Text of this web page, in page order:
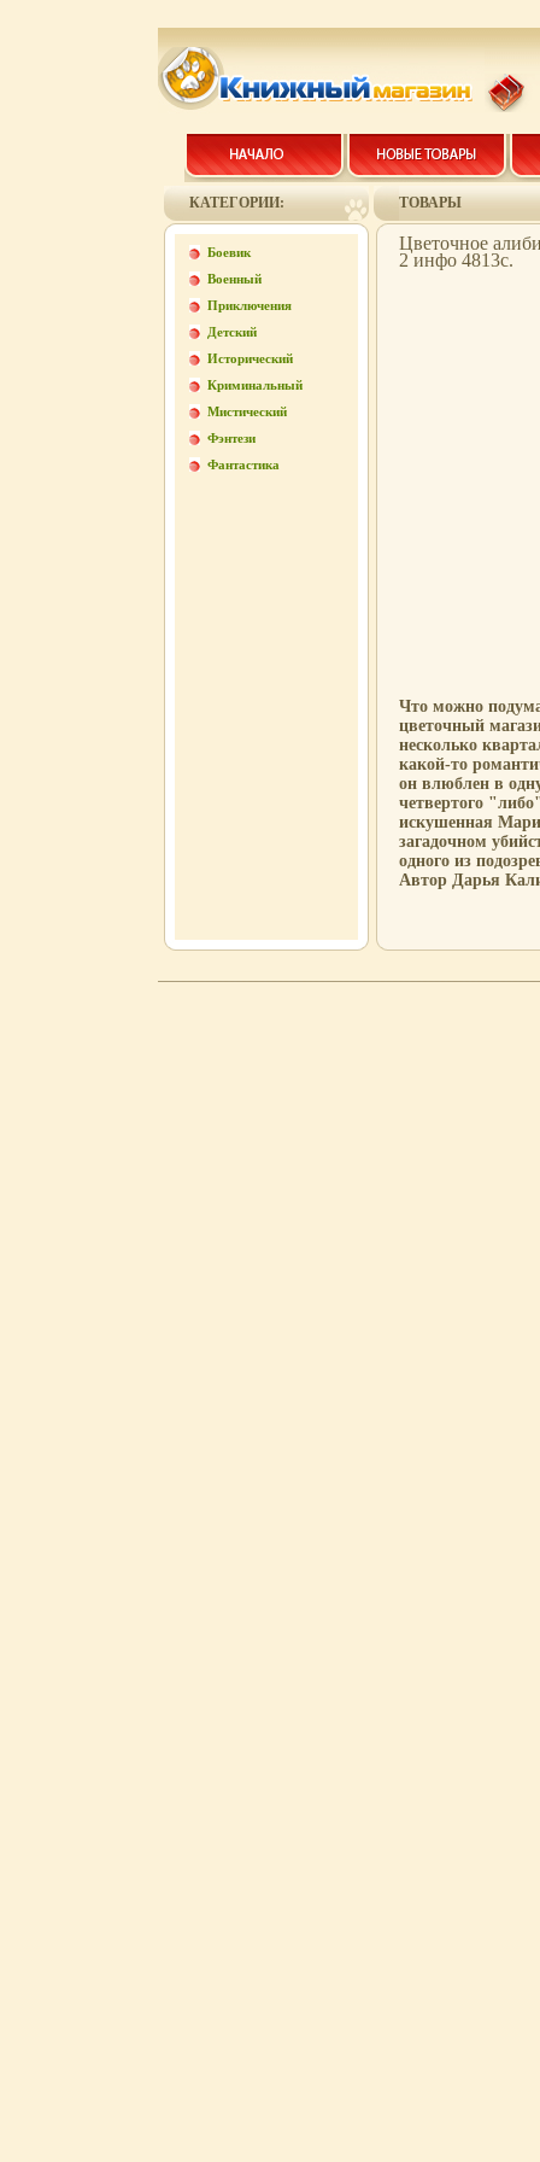
КАТЕГОРИИ:
Боевик
Военный
Приключения
Детский
Исторический
Криминальный
Мистический
Фэнтези
Фантастика
ТОВАРЫ
Цветочное
2 инфо 4813c.
Что можно
цветочный
несколько
какой-то
он влюблен в
четвертого
искушенная
загадочном
одного из
Автор Дарья